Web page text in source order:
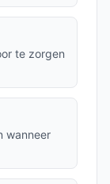
te zorgen
wanneer